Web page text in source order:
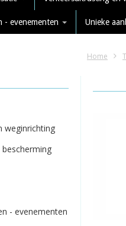
- evenementen Unieke
Home
weginrichting
- evenementen